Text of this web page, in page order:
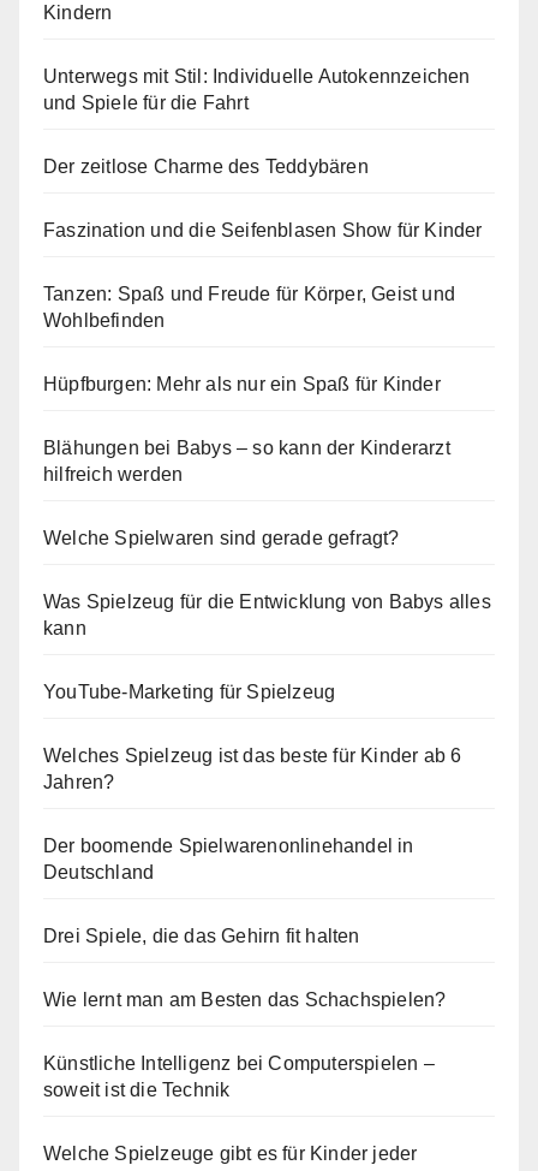
Kindern
Unterwegs mit Stil: Individuelle Autokennzeichen
und Spiele für die Fahrt
Der zeitlose Charme des Teddybären
Faszination und die Seifenblasen Show für Kinder
Tanzen: Spaß und Freude für Körper, Geist und
Wohlbefinden
Hüpfburgen: Mehr als nur ein Spaß für Kinder
Blähungen bei Babys – so kann der Kinderarzt
hilfreich werden
Welche Spielwaren sind gerade gefragt?
Was Spielzeug für die Entwicklung von Babys alles
kann
YouTube-Marketing für Spielzeug
Welches Spielzeug ist das beste für Kinder ab 6
Jahren?
Der boomende Spielwarenonlinehandel in
Deutschland
Drei Spiele, die das Gehirn fit halten
Wie lernt man am Besten das Schachspielen?
Künstliche Intelligenz bei Computerspielen –
soweit ist die Technik
Welche Spielzeuge gibt es für Kinder jeder